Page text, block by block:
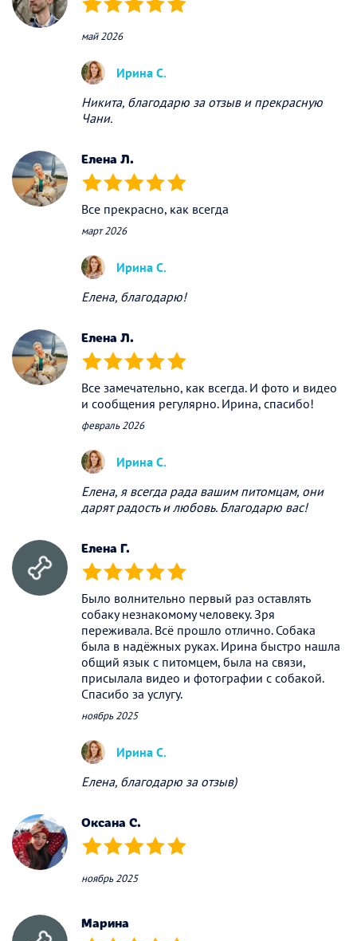
(*) (*) (*) (*) (*)
май 2026
Ирина С.
Никита, благодарю за отзыв и прекрасную
Чани.
Елена Л.
(*) (*) (*) (*) (*)
Все прекрасно, как всегда
март 2026
Ирина С.
Елена, благодарю!
Елена Л.
(*) (*) (*) (*) (*)
Все замечательно, как всегда. И фото и видео
и сообщения регулярно. Ирина, спасибо!
февраль 2026
Ирина С.
Елена, я всегда рада вашим питомцам, они
дарят радость и любовь. Благодарю вас!
Елена Г.
(*) (*) (*) (*) (*)
Было волнительно первый раз оставлять
собаку незнакомому человеку. Зря
переживала. Всё прошло отлично. Собака
была в надёжных руках. Ирина быстро нашла
общий язык с питомцем, была на связи,
присылала видео и фотографии с собакой.
Спасибо за услугу.
ноябрь 2025
Ирина С.
Елена, благодарю за отзыв)
Оксана С.
(*) (*) (*) (*) (*)
ноябрь 2025
Марина